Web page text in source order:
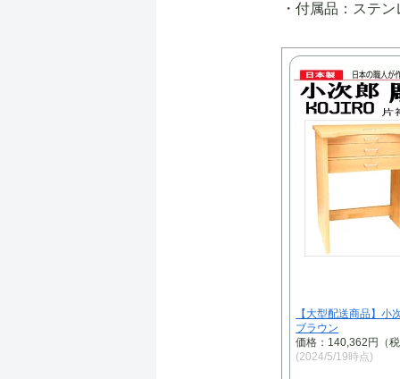
・付属品：ステ
【大型配送商品】小
ブラウン
価格：140,362円（
(2024/5/19時点)